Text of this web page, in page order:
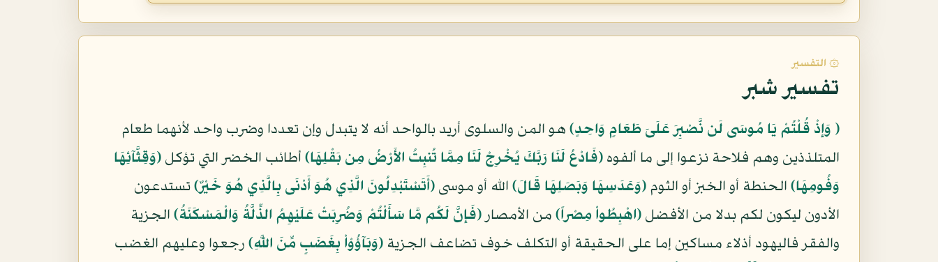
۞ التفسير
تفسير شبر
﴿ وَإِذْ قُلْتُمْ يَا مُوسَى لَن نَّصْبِرَ عَلَىَ طَعَامٍ وَاحِدٍ﴾ هو المن والسلوى أريد بالواحد أنه لا يتبدل وإن تعددا وضرب واحد لأنهما طعام
المتلذذين وهم فلاحة نزعوا إلى ما ألفوه ﴿فَادْعُ لَنَا رَبَّكَ يُخْرِجْ لَنَا مِمَّا تُنبِتُ الأَرْضُ مِن بَقْلِهَا﴾ أطائب الخضر التي تؤكل ﴿وَقِثَّآئِهَا
وَفُومِهَا﴾ الحنطة أو الخبز أو الثوم ﴿وَعَدَسِهَا وَبَصَلِهَا قَالَ﴾ الله أو موسى ﴿أَتَسْتَبْدِلُونَ الَّذِي هُوَ أَدْنَى بِالَّذِي هُوَ خَيْرٌ﴾تستدعون
الأدون ليكون لكم بدلا من الأفضل ﴿اهْبِطُواْ مِصْراً﴾ من الأمصار﴿فَإِنَّ لَكُم مَّا سَأَلْتُمْ وَضُرِبَتْ عَلَيْهِمُ الذِّلَّةُ وَالْمَسْكَنَةُ﴾ الجزية
والفقر فاليهود أذلاء مساكين إما على الحقيقة أو التكلف خوف تضاعف الجزية ﴿وَبَآؤُوْاْ بِغَضَبٍ مِّنَ اللَّهِ﴾ رجعوا وعليهم الغضب